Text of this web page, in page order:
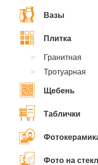
Вазы
Плитка
Гранитная
Тротуарная
Щебень
Таблички
Фото на